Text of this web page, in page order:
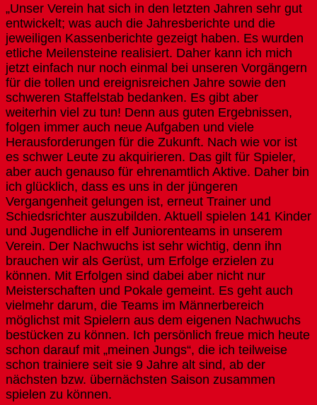
„Unser Verein hat sich in den letzten Jahren sehr gut
entwickelt; was auch die Jahresberichte und die
jeweiligen Kassenberichte gezeigt haben. Es wurden
etliche Meilensteine realisiert. Daher kann ich mich
jetzt einfach nur noch einmal bei unseren Vorgängern
für die tollen und ereignisreichen Jahre sowie den
schweren Staffelstab bedanken. Es gibt aber
weiterhin viel zu tun! Denn aus guten Ergebnissen,
folgen immer auch neue Aufgaben und viele
Herausforderungen für die Zukunft. Nach wie vor ist
es schwer Leute zu akquirieren. Das gilt für Spieler,
aber auch genauso für ehrenamtlich Aktive. Daher bin
ich glücklich, dass es uns in der jüngeren
Vergangenheit gelungen ist, erneut Trainer und
Schiedsrichter auszubilden. Aktuell spielen 141 Kinder
und Jugendliche in elf Juniorenteams in unserem
Verein. Der Nachwuchs ist sehr wichtig, denn ihn
brauchen wir als Gerüst, um Erfolge erzielen zu
können. Mit Erfolgen sind dabei aber nicht nur
Meisterschaften und Pokale gemeint. Es geht auch
vielmehr darum, die Teams im Männerbereich
möglichst mit Spielern aus dem eigenen Nachwuchs
bestücken zu können. Ich persönlich freue mich heute
schon darauf mit „meinen Jungs“, die ich teilweise
schon trainiere seit sie 9 Jahre alt sind, ab der
nächsten bzw. übernächsten Saison zusammen
spielen zu können.